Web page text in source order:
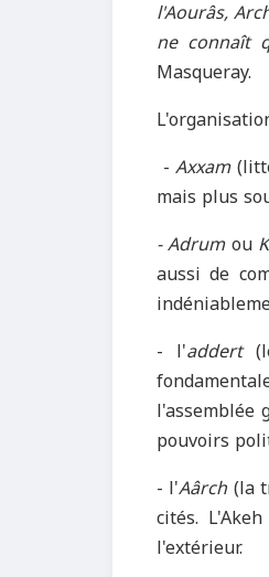
l'Aourâs,
ne connaît
Masqueray.
-Axxam
mais plus
- Adrumou
aussi de
- l'addert
l'assemblée
pouvoirs
- l'Aârch(la
cités.
l'extérieur.